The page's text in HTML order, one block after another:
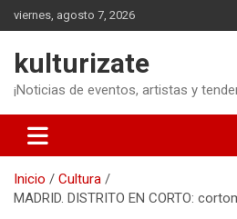
Saltar
al
viernes, agosto 7, 2026
kulturizate
¡Noticias de eventos, artistas y
Inicio
Cultura
MADRID. DISTRITO EN CORTO: